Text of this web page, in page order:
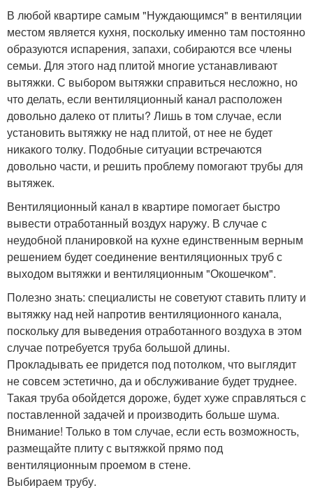
В любой квартире самым "Нуждающимся" в вентиляции
местом является кухня, поскольку именно там постоянно
образуются испарения, запахи, собираются все члены
семьи. Для этого над плитой многие устанавливают
вытяжки. С выбором вытяжки справиться несложно, но
что делать, если вентиляционный канал расположен
довольно далеко от плиты? Лишь в том случае, если
установить вытяжку не над плитой, от нее не будет
никакого толку. Подобные ситуации встречаются
довольно части, и решить проблему помогают трубы для
вытяжек.
Вентиляционный канал в квартире помогает быстро
вывести отработанный воздух наружу. В случае с
неудобной планировкой на кухне единственным верным
решением будет соединение вентиляционных труб с
выходом вытяжки и вентиляционным "Окошечком".
Полезно знать: специалисты не советуют ставить плиту и
вытяжку над ней напротив вентиляционного канала,
поскольку для выведения отработанного воздуха в этом
случае потребуется труба большой длины.
Прокладывать ее придется под потолком, что выглядит
не совсем эстетично, да и обслуживание будет труднее.
Такая труба обойдется дороже, будет хуже справляться с
поставленной задачей и производить больше шума.
Внимание! Только в том случае, если есть возможность,
размещайте плиту с вытяжкой прямо под
вентиляционным проемом в стене.
Выбираем трубу.